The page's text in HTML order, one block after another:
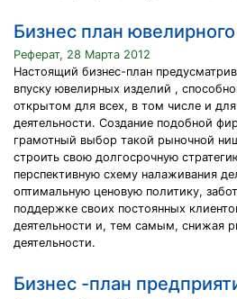
Бизнес план
Реферат, 28 Марта 2012
Настоящий бизнес-план
впуску ювелирных изделий ,
открытом для всех, в том числе и для
деятельности. Создание подобной
грамотный вы­бор такой рыночной
строить свою долгосрочную
перспективную схему налаживания
оптимальную ценовую политику,
поддержке своих постоянных
деятельности и, тем са­мым, снижая
деятельности.
Бизнес -план